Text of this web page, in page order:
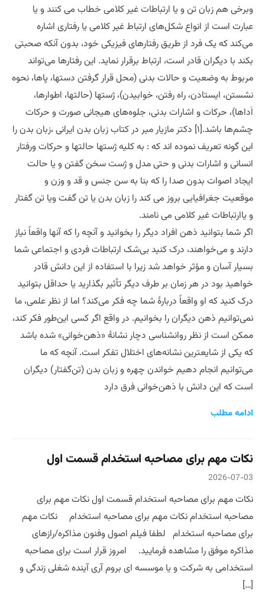
وبرخی هم زبان تن و یا ارتباطات غیر کلامی خطاب می کنند و یا
عبارت است از انواع شکل‌های ارتباط غیر کلامی یا رفتاری اشاره
می‌کند که یک فرد از طریق رفتارهای فیزیکی خود، بدون آنکه صحبتی
بکند با دیگران قادر است، ارتباط برقرار نماید. این رفتارها می‌تواند
مربوط به وضعیت و حالات بدنی (محل قرار گرفتن دستها، پاها، نحوه
نشستن، ایستادن، راه رفتن، خوابیدن)، ژستها (حالتها، اطوارها،
اَداها)، حرکات و اشارات بدنی، جلوه‌های هیجانی صورت و حرکات
چشم‌ها باشد.[۱] دکتر مازیار میر در کتاب زبان بدن ایرانی ،زبان بدن را
این گونه تعریف نموده اند که : به کلیه ژستها حالتها و حرکات ورفتار
انسانی و اشارات بدنی و حتی مدل و ژست سخن گفتن و یا حالت
ایجاد اصوات بدون صدا را که بنا به سن جنس و قد و وزن و
موقعیت جغرافیایی بروز می کند را زبان بدن یا تن گفت ویا تن گفتار
و یاارتباطات غیر کلامی می نامند.
اگر شما بتوانید ذهن افراد دیگر را بخوانید و آنچه را که آنها واقعاً نیاز
دارند و می‌خواهند، درک کنید بی‌شک ارتباطات فردی و اجتماعی شما
بسیار آسان و مؤثر خواهد شد زیرا با استفاده از این دانش قادر
خواهید بود در هر زمان بر طرف دیگر تأثیر بگذارید یا حداقل بتوانید
درک کنید که او واقعاً دربارهٔ شما چه فکر می‌کند؟ اما از نظر علمی، ما
نمی‌توانیم ذهن دیگران را بخوانیم. در واقع اگر کسی این‌طور فکر کند،
ممکن است از نظر روانشناسی دچار نشانهٔ «ذهن‌خوانی» شده باشد
که یکی از شایعترین نشانه‌های اختلال تفکر است. آنچه که ما
می‌توانیم انجام دهیم خواندن چهره و زبان بدن (تن‌گفتار) دیگران
است که این دانش با ذهن‌خوانی فرق دارد
ادامه مطلب
نکات مهم برای مصاحبه استخدام قسمت اول
2026-07-03
نکات مهم برای مصاحبه استخدام قسمت اول نکات مهم برای
مصاحبه استخدام نکات مهم برای مصاحبه استخدام نکات مهم
برای مصاحبه استخدام لطفا فیلم اصول وفنون مذاکره/رازهای
مذاکره موفق را مشاهده فرمایید. امروز قرار است برای مصاحبه
استخدامی به شرکت و یا موسسه ای بروم آری آینده شغلی زندگی و
[…]